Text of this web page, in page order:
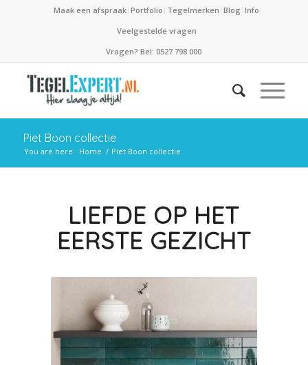
Maak een afspraak Portfolio Tegelmerken Blog Info
Veelgestelde vragen
Vragen? Bel: 0527 798 000
Piet Boon collectie
You are here: Home / Piet Boon collectie
LIEFDE OP HET
EERSTE GEZICHT